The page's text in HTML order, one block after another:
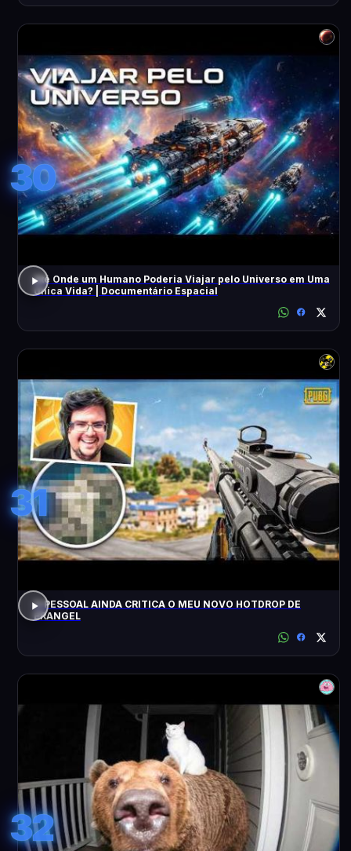
30
Até Onde um Humano Poderia Viajar pelo Universo em Uma
Única Vida? | Documentário Espacial
31
O PESSOAL AINDA CRITICA O MEU NOVO HOTDROP DE
ERANGEL
32